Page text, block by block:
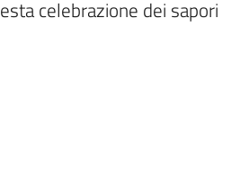
celebrazione dei sapori